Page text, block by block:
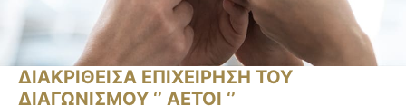
ΔΙΑΚΡΙΘΕΙΣΑ ΕΠΙΧΕΙΡΗΣΗ ΤΟΥ
ΔΙΑΓΩΝΙΣΜΟΥ ‘’ ΑΕΤΟΙ ‘’